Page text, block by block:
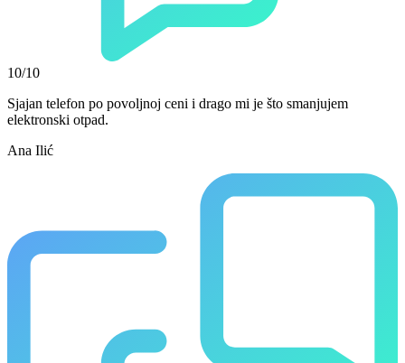
10/10
Sjajan telefon po povoljnoj ceni i drago mi je što smanjujem
elektronski otpad.
Ana Ilić